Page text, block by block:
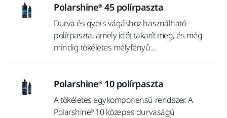
Polarshine® 45 polírpaszta
Durva és gyors vágáshoz használható
polírpaszta, amely időt takarít meg, és még
mindig tökéletes mélyfényű...
Polarshine® 10 polírpaszta
A tökéletes egykomponensű rendszer. A
Polarshine® 10 közepes durvaságú